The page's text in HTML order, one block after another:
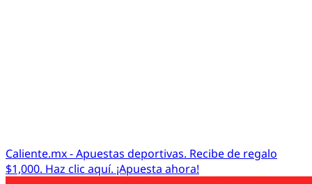
Caliente.mx - Apuestas deportivas. Recibe de regalo
$1,000. Haz clic aquí. ¡Apuesta ahora!